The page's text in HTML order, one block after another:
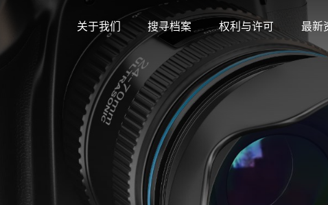
关于我们 搜寻档案 权利与许可 最新